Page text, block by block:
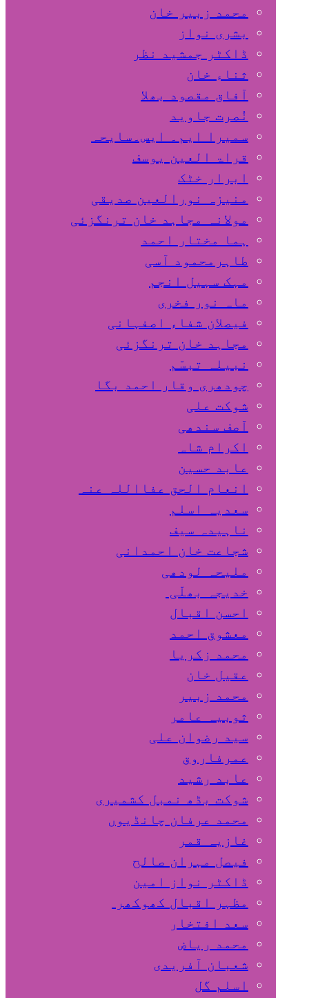
محمد زبیر خان
بشری نواز
ڈاکٹر جمشید نظر
ثناء خان
آفاق مقصود بھلا
نُصرت جاوید
سمیرا ایم۔ ایس۔سایحہ
قراۃ العین یوسف
ابرار خٹک
منیزہ نورالعین صدیقی
مولانہ مجاہد خان ترنگزئی
ہما مختار احمد
طاہرمحمود آسی
مہک سہیل انجم
ماہ نور فخری
فیصلان شفاء اصفہانی
مجاہد خان ترنگزئی
نبیلہ تبسّم
چودھری وقار احمد بگا
شوکت علی
آصف سندھی
اکرام شاہ
عابد حسین
انعام الحق عفااللہ عنہ
سعدیہ اسلم
ناہیدہ سیف
شجاعت خان احمدانی
ملیحہ لودھی
خدیجہ بھلّی
احسن اقبال
معشوق احمد
محمد زکریا
عقیل خان
محمد زبیر
ثوبیہ عامر
سید رضوان علی
عمرفاروق
عابد رشید
شوکت بڈھ نمبل کشمیری
محمد عرفان چانڈیوں
غازیہ قمر
فیصل مہران صالح
ڈاکٹر نواز امین
مظہر اقبال کھوکھر
سعد افتخار
محمد ریاض
شعبان آفریدی
اسلم گل